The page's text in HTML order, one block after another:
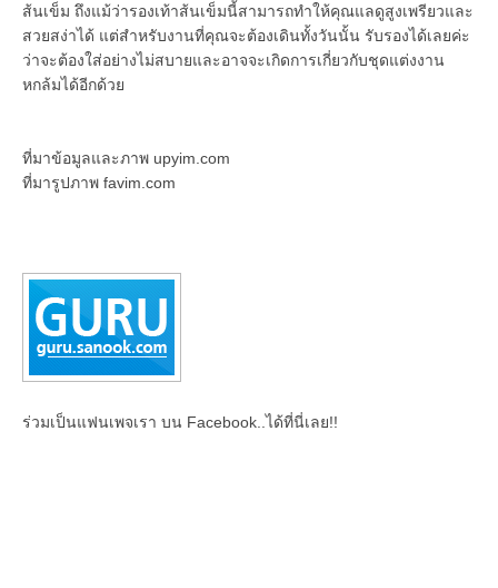
ส้นเข็ม ถึงแม้ว่ารองเท้าส้นเข็มนี้สามารถทำให้คุณแลดูสูงเพรียวและ
สวยสง่าได้ แต่สำหรับงานที่คุณจะต้องเดินทั้งวันนั้น รับรองได้เลยค่ะ
ว่าจะต้องใส่อย่างไม่สบายและอาจจะเกิดการเกี่ยวกับชุดแต่งงาน
หกล้มได้อีกด้วย
ที่มาข้อมูลและภาพ upyim.com
ที่มารูปภาพ favim.com
ร่วมเป็นแฟนเพจเรา บน Facebook..ได้ที่นี่เลย!!